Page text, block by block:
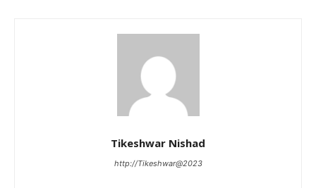
Tikeshwar Nishad
http://Tikeshwar@2023